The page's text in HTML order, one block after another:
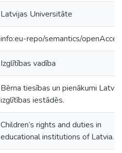
Latvijas Universitāte
info:eu-repo/semantics/
Izglītības vadība
Bērna tiesības un pienākumi
izglītības iestādēs.
Children’s rights and duties in
educational institutions of Latvia.